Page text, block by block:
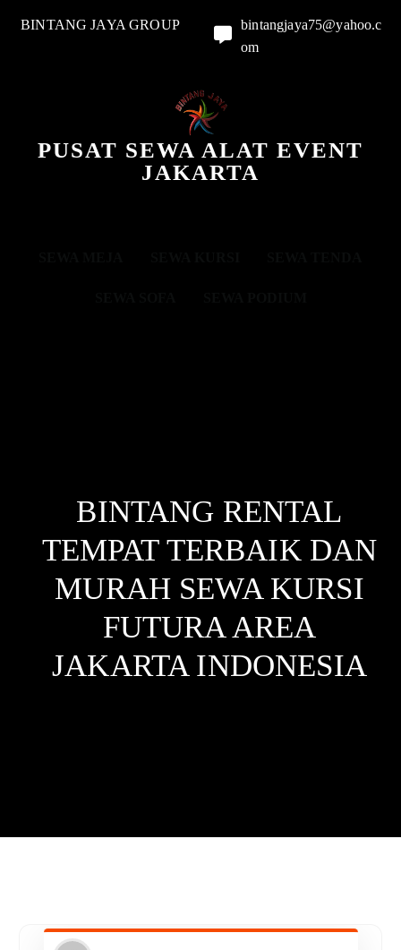
BINTANG JAYA GROUP
bintangjaya75@yahoo.c
om
PUSAT SEWA ALAT EVENT
JAKARTA
BINTANG RENTAL
TEMPAT TERBAIK DAN
MURAH SEWA KURSI
FUTURA AREA
JAKARTAINDONESIA